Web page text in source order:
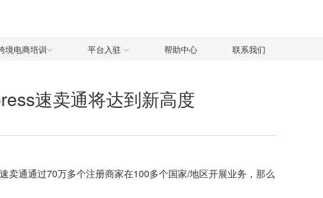
境电商培训 平台入驻 帮助中心 联系我们
速卖通将达到新高度
通通过70万多个注册商家在100多个国家/地区开展业务，那么